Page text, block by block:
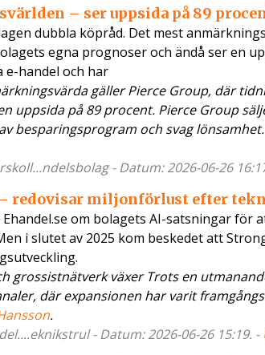
– ser uppsida på 89
dubbla köpråd. Det mest
egna prognoser och ändå ser en
handel och har
gäller Pierce Group, där
uppsida på 89 procent. Pierce Group
besparingsprogram och svag
- Datum: 2026-06-26
redovisar miljonförlust efter
om bolagets AI-satsningar för
i slutet av 2025 kom beskedet att
grossistnätverk växer Trots en
där expansionen har varit
.
- Datum: 2026-06-26 15:19. -